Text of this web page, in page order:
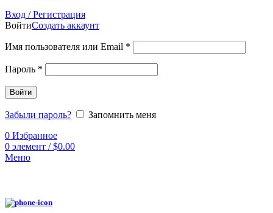
Вход / Регистрация
ВойтиСоздать аккаунт
Имя пользователя или Email *
Пароль *
Войти
Забыли пароль?
Запомнить меня
0 Избранное
0 элемент / $0.00
Меню